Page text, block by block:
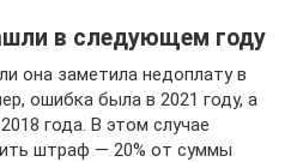
в следующем году
она заметила недоплату в
ошибка была в 2021 году, а
года. В этом случае
штраф — 20% от суммы